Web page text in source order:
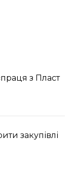
з Пласт
закупівлі